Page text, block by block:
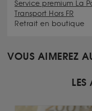
Service premium La
Transport Hors FR
Retrait en boutique
VOUS AIMEREZ
LES